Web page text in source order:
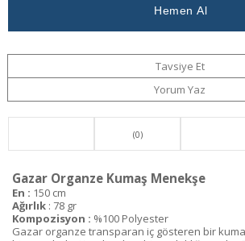
Tavsiye Et
Yorum Yaz
(0)
Gazar Organze Kumaş Menekşe
En : 150 cm
Ağırlık : 78 gr
Kompozisyon : %100 Polyester
Gazar organze transparan iç gösteren bir